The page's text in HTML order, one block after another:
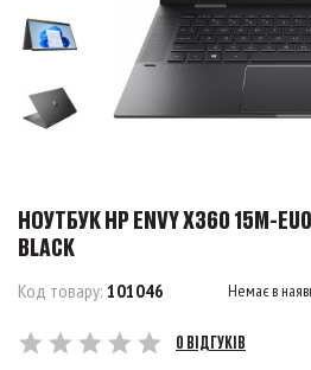
НОУТБУК HP ENVY X360 15M-
BLACK
Код товару: 101046 Немає в
0 ВІДГУКІВ